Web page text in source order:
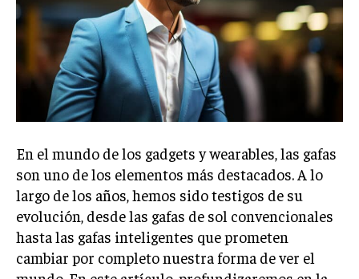
En el mundo de los gadgets y wearables, las gafas
son uno de los elementos más destacados. A lo
largo de los años, hemos sido testigos de su
evolución, desde las gafas de sol convencionales
hasta las gafas inteligentes que prometen
cambiar por completo nuestra forma de ver el